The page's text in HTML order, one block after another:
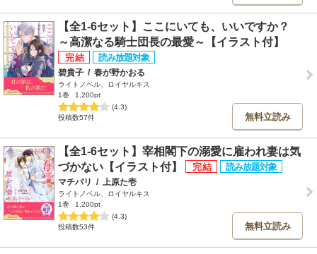
【全1-6セット】ここにいても、いいですか？
～高潔なる騎士団長の最愛～【イラスト付】
碧貴子 / 春が野かおる
ライトノベル、ロイヤルキス
1巻
1,200pt
(4.3)
投稿数57件
無料立読み
【全1-6セット】宰相閣下の溺愛に雇われ妻は気
づかない【イラスト付】
マチバリ / 上原た壱
ライトノベル、ロイヤルキス
1巻
1,200pt
(4.3)
投稿数53件
無料立読み